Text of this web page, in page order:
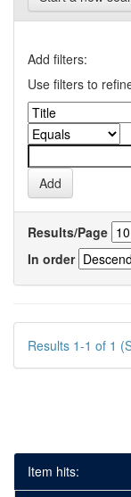
Add filters:
Use filters to
Results/Page
In order
Results 1-1 of 1
Item hits: